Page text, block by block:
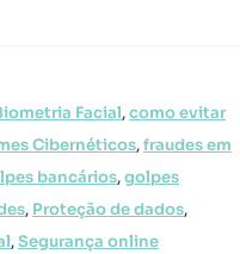
Facial,como evitar
Cibernéticos,fraudes em
bancários,golpes
, Proteção de dados,
,Segurança online